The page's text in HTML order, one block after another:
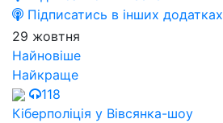
Підписатись в інших додатках
29 жовтня
Найновіше
Найкраще
118
Кіберполіція у Вівсянка-шоу